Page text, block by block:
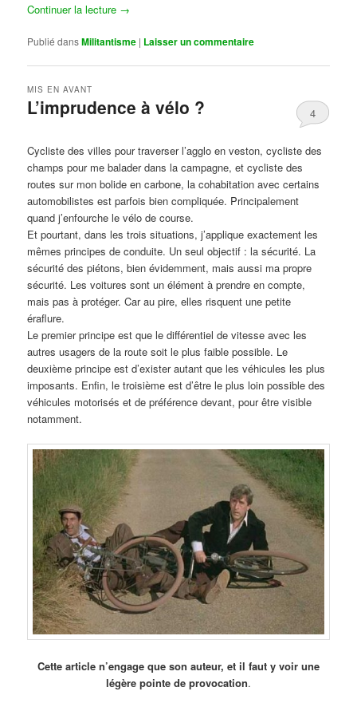
Continuer la lecture →
Publié dansMilitantisme | Laisser un commentaire
L’imprudence à vélo ?
MIS EN AVANT
4
Cycliste des villes pour traverser l’agglo en veston, cycliste des
champs pour me balader dans la campagne, et cycliste des
routes sur mon bolide en carbone, la cohabitation avec certains
automobilistes est parfois bien compliquée. Principalement
quand j’enfourche le vélo de course.
Et pourtant, dans les trois situations, j’applique exactement les
mêmes principes de conduite. Un seul objectif : la sécurité. La
sécurité des piétons, bien évidemment, mais aussi ma propre
sécurité. Les voitures sont un élément à prendre en compte,
mais pas à protéger. Car au pire, elles risquent une petite
éraflure.
Le premier principe est que le différentiel de vitesse avec les
autres usagers de la route soit le plus faible possible. Le
deuxième principe est d’exister autant que les véhicules les plus
imposants. Enfin, le troisième est d’être le plus loin possible des
véhicules motorisés et de préférence devant, pour être visible
notamment.
Cette article n’engage que son auteur, et il faut y voir une
légère pointe de provocation.